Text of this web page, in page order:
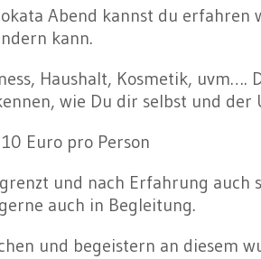
Abend kannst du
kann.
Haushalt, Kosmetik,
wie Du dir selbst und der
Euro pro Person
und nach Erfahrung
auch in Begleitung.
und begeistern an diesem